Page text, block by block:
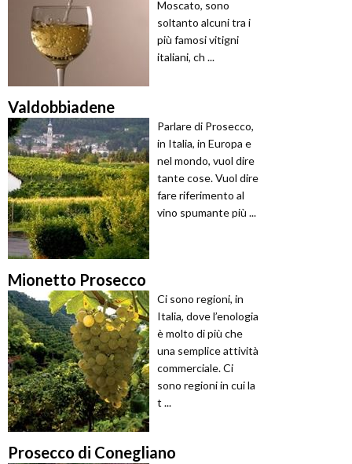
Moscato, sono
soltanto alcuni tra i
più famosi vitigni
italiani, ch ...
Valdobbiadene
Parlare di Prosecco,
in Italia, in Europa e
nel mondo, vuol dire
tante cose. Vuol dire
fare riferimento al
vino spumante più ...
Mionetto Prosecco
Ci sono regioni, in
Italia, dove l’enologia
è molto di più che
una semplice attività
commerciale. Ci
sono regioni in cui la
t ...
Prosecco di Conegliano